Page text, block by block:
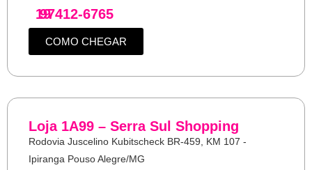
19
97412-6765
COMO CHEGAR
Loja 1A99 – Serra Sul Shopping
Rodovia Juscelino Kubitscheck BR-459, KM 107 -
Ipiranga Pouso Alegre/MG